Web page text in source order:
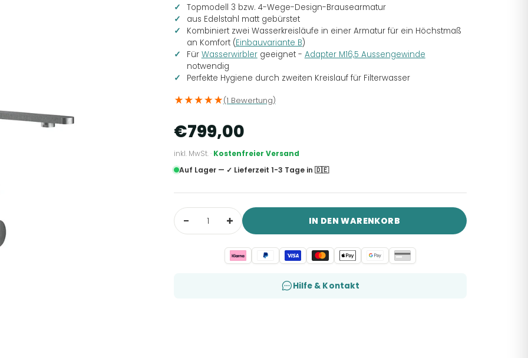
Topmodell 3 bzw. 4-Wege-Design-Brausearmatur
aus Edelstahl matt gebürstet
Kombiniert zwei Wasserkreisläufe in einer Armatur für ein Höchstmaß
an Komfort (Einbauvariante B)
Für Wasserwirblergeeignet - Adapter M16,5 Aussengewinde
notwendig
Perfekte Hygiene durch zweiten Kreislauf für Filterwasser
(1 Bewertung)
€799,00
inkl. MwSt. · Kostenfreier Versand
Auf Lager — ✓ Lieferzeit 1-3 Tage in 🇩🇪
IN DEN WARENKORB
Hilfe & Kontakt